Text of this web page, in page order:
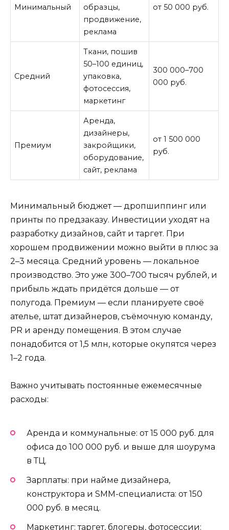
Минимальный
образцы,
продвижение,
реклама
от 50 000 руб.
Средний
Ткани, пошив
50–100 единиц,
упаковка,
фотосессия,
маркетинг
300 000–700
000 руб.
Премиум
Аренда,
дизайнеры,
закройщики,
оборудование,
сайт, реклама
от 1 500 000
руб.
Минимальный бюджет — дропшиппинг или
принты по предзаказу. Инвестиции уходят на
разработку дизайнов, сайт и таргет. При
хорошем продвижении можно выйти в плюс за
2–3 месяца. Средний уровень — локальное
производство. Это уже 300–700 тысяч рублей, и
прибыль ждать придётся дольше — от
полугода. Премиум — если планируете своё
ателье, штат дизайнеров, съёмочную команду,
PR и аренду помещения. В этом случае
понадобится от 1,5 млн, которые окупятся через
1–2 года.
Важно учитывать постоянные ежемесячные
расходы:
Аренда и коммунальные: от 15 000 руб. для
офиса до 100 000 руб. и выше для шоурума
в ТЦ.
Зарплаты: при найме дизайнера,
конструктора и SMM-специалиста: от 150
000 руб. в месяц.
Маркетинг: таргет, блогеры, фотосессии: